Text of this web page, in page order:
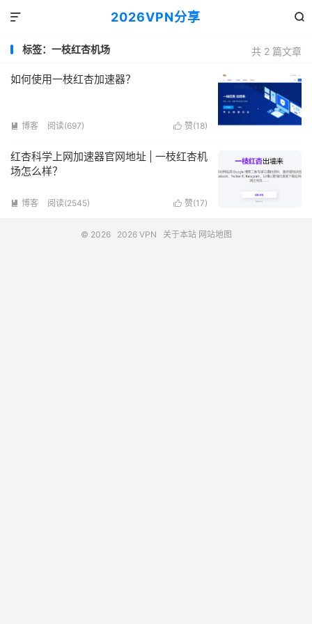
2026VPN分享 

共 2 篇文章
标签：一枝红杏机场
如何使用一枝红杏加速器？
 赞(18)
 博客 阅读(697)
红杏科学上网加速器官网地址 | 一枝红杏机
场怎么样？
 赞(17)
 博客 阅读(2545)
© 2026 2026 VPN 关于本站 网站地图